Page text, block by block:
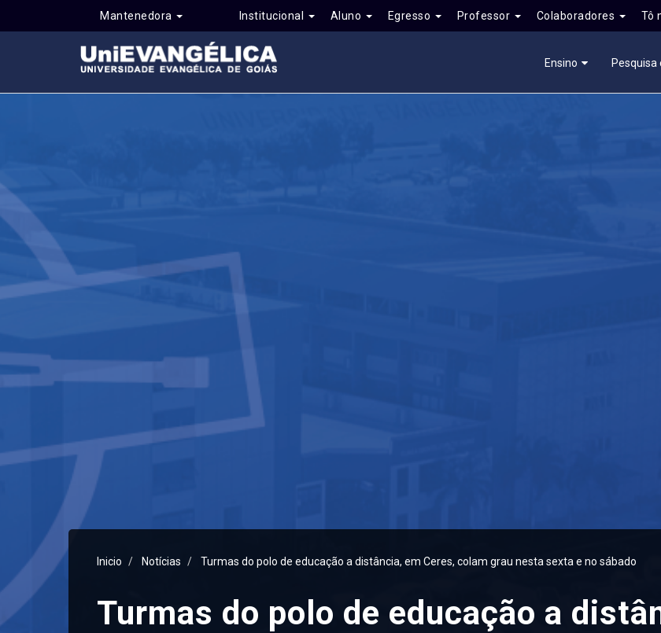
Mantenedora Institucional Aluno Egresso Professor Colaboradores Tô
Ensino Pesquisa
Inicio Notícias Turmas do polo de educação a distância, em Ceres, colam grau nesta sexta e no sábado
Turmas do polo de educação a